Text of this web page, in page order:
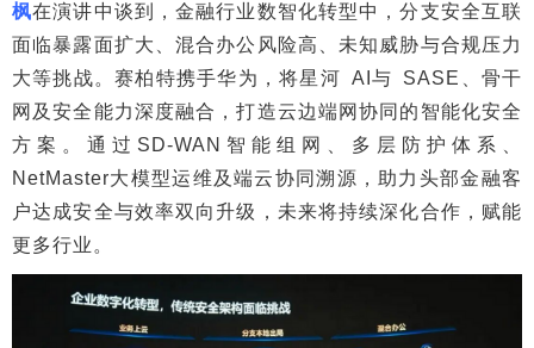
枫在演讲中谈到，金融行业数智化转型中，分支安全互联
面临暴露面扩大、混合办公风险高、未知威胁与合规压力
大等挑战。赛柏特携手华为，将星河 AI与 SASE、骨干
网及安全能力深度融合，打造云边端网协同的智能化安全
方案。通过SD-WAN智能组网、多层防护体系、
NetMaster大模型运维及端云协同溯源，助力头部金融客
户达成安全与效率双向升级，未来将持续深化合作，赋能
更多行业。